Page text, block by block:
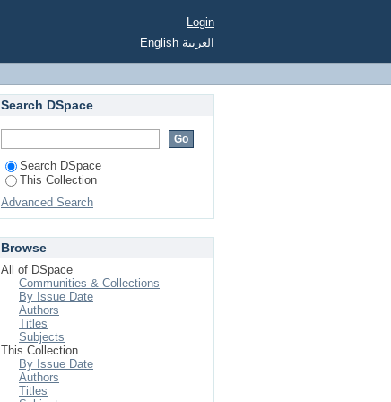
Login
English العربية
Search DSpace
Search DSpace
This Collection
Advanced Search
Browse
All of DSpace
Communities & Collections
By Issue Date
Authors
Titles
Subjects
This Collection
By Issue Date
Authors
Titles